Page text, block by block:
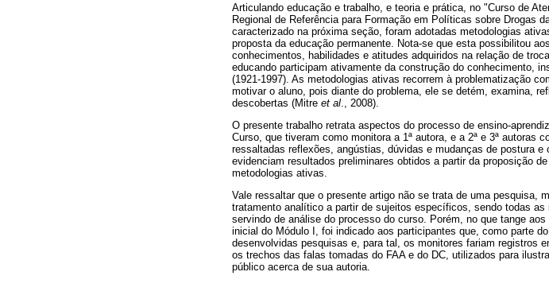
Articulando educação e trabalho, e teoria e prática, no "Curso de
Regional de Referência para Formação em Políticas sobre Drogas
caracterizado na próxima seção, foram adotadas metodologias
proposta da educação permanente. Nota-se que esta possibilitou
conhecimentos, habilidades e atitudes adquiridos na relação de
educando participam ativamente da construção do conhecimento,
(1921-1997). As metodologias ativas recorrem à problematização
motivar o aluno, pois diante do problema, ele se detém, examina,
descobertas (Mitre et al ., 2008).
O presente trabalho retrata aspectos do processo de ensino-
Curso, que tiveram como monitora a 1ª autora, e a 2ª e 3ª autoras
ressaltadas reflexões, angústias, dúvidas e mudanças de postura
evidenciam resultados preliminares obtidos a partir da proposição
metodologias ativas.
Vale ressaltar que o presente artigo não se trata de uma pesquisa,
tratamento analítico a partir de sujeitos específicos, sendo todas
servindo de análise do processo do curso. Porém, no que tange
inicial do Módulo I, foi indicado aos participantes que, como parte
desenvolvidas pesquisas e, para tal, os monitores fariam registros
os trechos das falas tomadas do FAA e do DC, utilizados para
público acerca de sua autoria.